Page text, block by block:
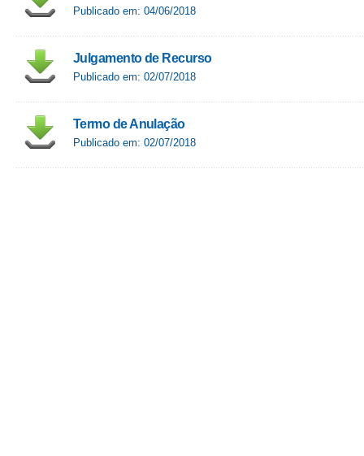
Publicado em: 04/06/2018
Julgamento de Recurso
Publicado em: 02/07/2018
Termo de Anulação
Publicado em: 02/07/2018